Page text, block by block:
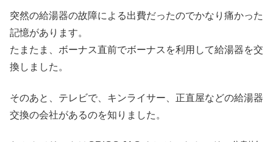
突然の給湯器の故障による出費だったのでかなり痛かった
記憶があります。
たまたま、ボーナス直前でボーナスを利用して給湯器を交
換しました。
そのあと、テレビで、キンライサー、正直屋などの給湯器
交換の会社があるのを知りました。